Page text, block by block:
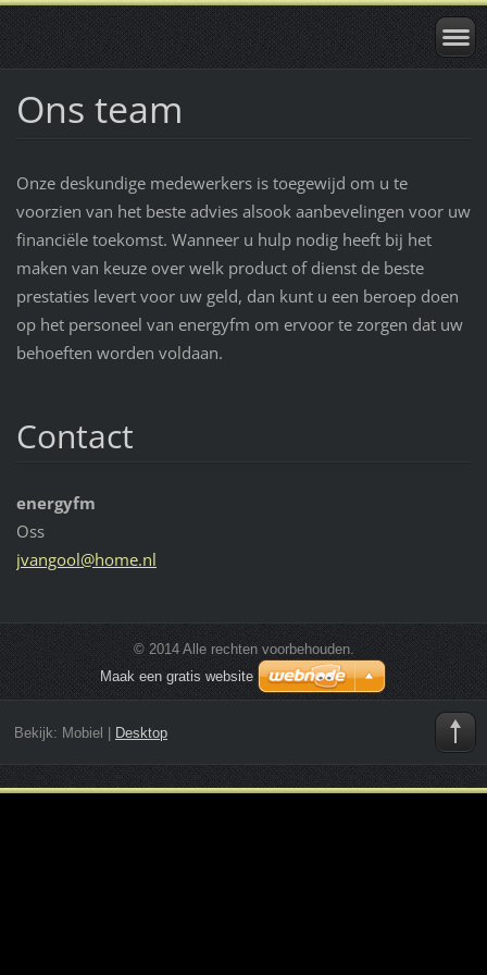
Ons team
Onze deskundige medewerkers is toegewijd om u te
voorzien van het beste advies alsook aanbevelingen voor uw
financiële toekomst. Wanneer u hulp nodig heeft bij het
maken van keuze over welk product of dienst de beste
prestaties levert voor uw geld, dan kunt u een beroep doen
op het personeel van energyfm om ervoor te zorgen dat uw
behoeften worden voldaan.
Contact
energyfm
Oss
jvangool@home.nl
© 2014 Alle rechten voorbehouden.
Maak een gratis website
Bekijk: Mobiel Desktop